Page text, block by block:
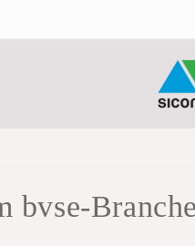
bvse-